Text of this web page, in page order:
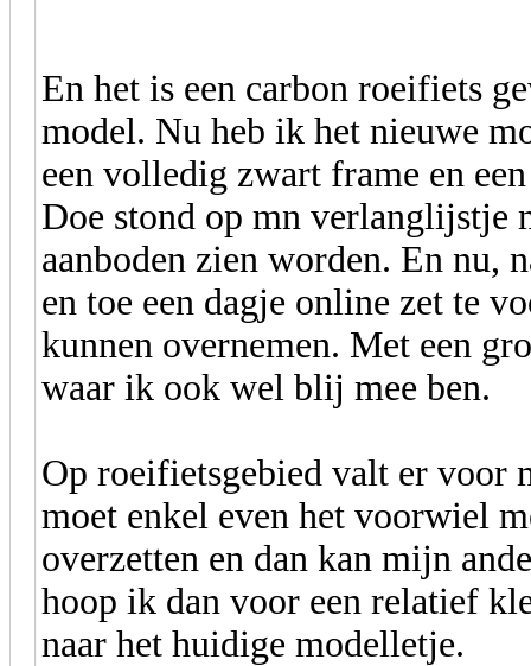
En het is een carbon roeifiets
model. Nu heb ik het nieuwe
een volledig zwart frame en
Doe stond op mn verlanglijstje
aanboden zien worden. En nu,
en toe een dagje online zet te
kunnen overnemen. Met een
waar ik ook wel blij mee ben.
Op roeifietsgebied valt er voor
moet enkel even het voorwiel
overzetten en dan kan mijn
hoop ik dan voor een relatief
naar het huidige modelletje.